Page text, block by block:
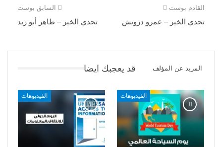
السابق بوست
تحدي الخير – طاهر أبو زيد
القادم بوست
تحدي الخير – عمرو درويش
قد يعجبك ايضا المزيد عن المؤلف
الفيديوهات الفيديوهات